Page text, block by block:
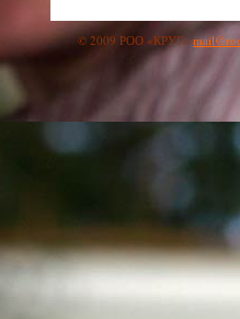
© 2009 РОО «КРУГ»